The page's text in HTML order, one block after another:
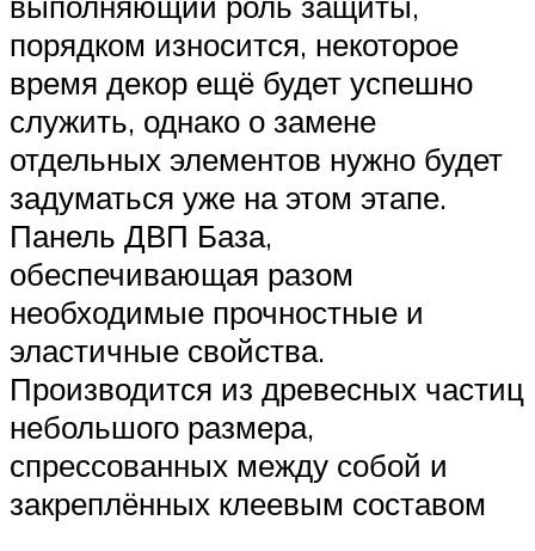
порядком износится, некоторое
время декор ещё будет успешно
служить, однако о замене
отдельных элементов нужно будет
задуматься уже на этом этапе.
Панель ДВП База,
обеспечивающая разом
необходимые прочностные и
эластичные свойства.
Производится из древесных частиц
небольшого размера,
спрессованных между собой и
закреплённых клеевым составом